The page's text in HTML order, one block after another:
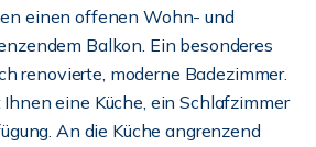
einen offenen Wohn- und
Balkon. Ein besonderes
renovierte, moderne Badezimmer.
eine Küche, ein Schlafzimmer
An die Küche angrenzend